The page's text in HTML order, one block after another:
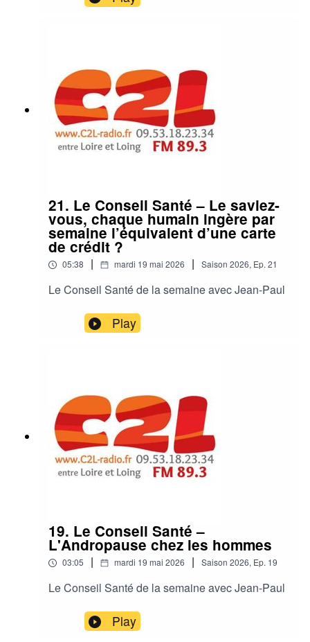
21. Le Conseil Santé – Le saviez-
vous, chaque humain ingère par
semaine l’équivalent d’une carte
de crédit ?
05:38 | mardi 19 mai 2026 | Saison 2026, Ep. 21
Le Conseil Santé de la semaine avec Jean-Paul
Play
19. Le Conseil Santé –
L'Andropause chez les hommes
03:05 | mardi 19 mai 2026 | Saison 2026, Ep. 19
Le Conseil Santé de la semaine avec Jean-Paul
Play